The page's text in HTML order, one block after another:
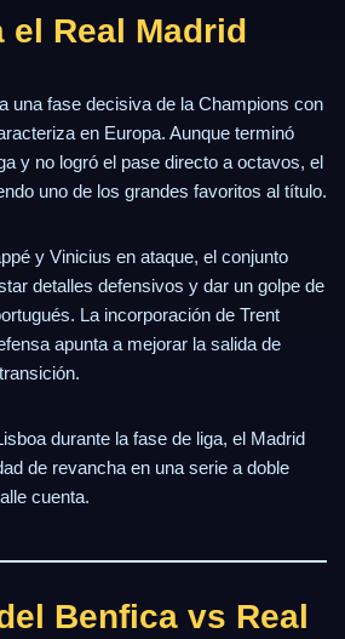
el Real Madrid
una fase decisiva de la Champions con
en Europa. Aunque terminó
y no logró el pase directo a octavos, el
uno de los grandes favoritos al título.
y Vinicius en ataque, el conjunto
detalles defensivos y dar un golpe de
La incorporación de Trent
apunta a mejorar la salida de
durante la fase de liga, el Madrid
de revancha en una serie a doble
cuenta.
Benfica vs Real